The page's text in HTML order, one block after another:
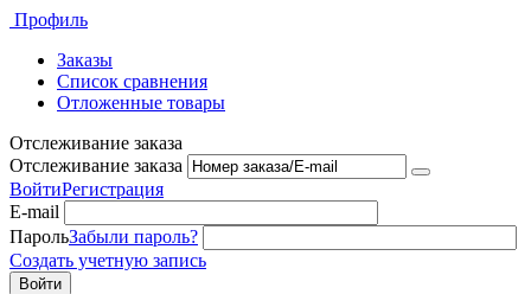
Профиль
Заказы
Список сравнения
Отложенные товары
Отслеживание заказа
Отслеживание заказа
ВойтиРегистрация
E-mail
ПарольЗабыли пароль?
Создать учетную запись
Войти